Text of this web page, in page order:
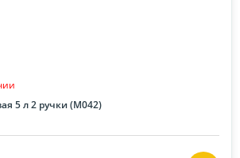
5 л 2 ручки (М042)